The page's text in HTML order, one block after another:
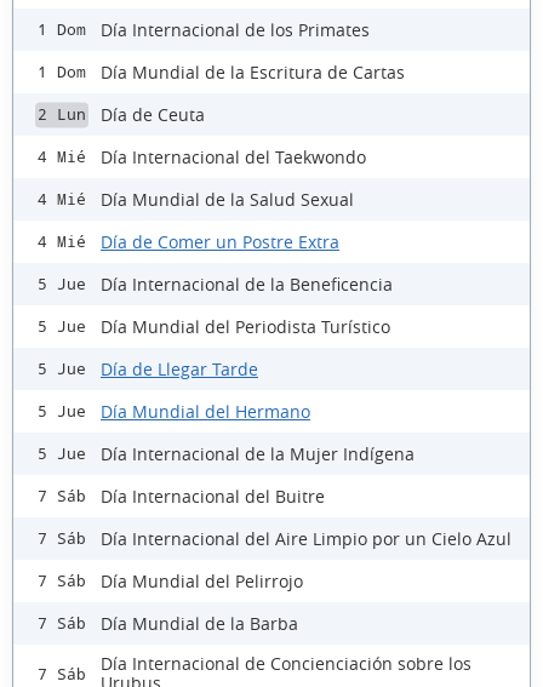
1 Dom Día Internacional de los Primates
1 Dom Día Mundial de la Escritura de Cartas
2 Lun Día de Ceuta
4 Mié Día Internacional del Taekwondo
4 Mié Día Mundial de la Salud Sexual
4 Mié Día de Comer un Postre Extra
5 Jue Día Internacional de la Beneficencia
5 Jue Día Mundial del Periodista Turístico
5 Jue Día de Llegar Tarde
5 Jue Día Mundial del Hermano
5 Jue Día Internacional de la Mujer Indígena
7 Sáb Día Internacional del Buitre
7 Sáb Día Internacional del Aire Limpio por un Cielo Azul
7 Sáb Día Mundial del Pelirrojo
7 Sáb Día Mundial de la Barba
7 Sáb
Día Internacional de Concienciación sobre los